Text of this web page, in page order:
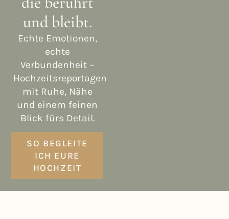
und bleibt.
Echte Emotionen,
echte
Verbundenheit –
Hochzeitsreportagen
mit Ruhe, Nähe
und einem feinen
Blick fürs Detail.
SO BEGLEITE
ICH EURE
HOCHZEIT